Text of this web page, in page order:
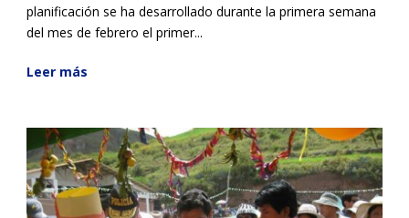
planificación se ha desarrollado durante la primera semana
del mes de febrero el primer...
Leer más